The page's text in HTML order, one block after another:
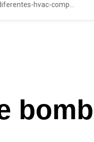
hvac-comp...